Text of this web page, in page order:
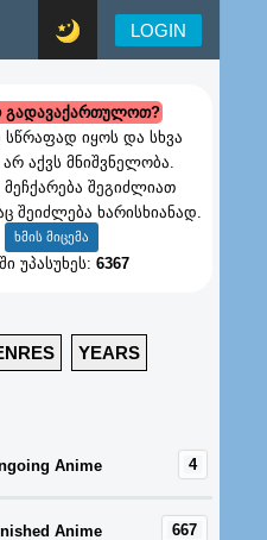
LOGIN
იყოს და სხვა
აქვს მნიშვნელობა.
შეგიძლიათ
შეიძლება ხარისხიანად.
უპასუხეს: 6367
YEARS
4
Anime
667
Anime